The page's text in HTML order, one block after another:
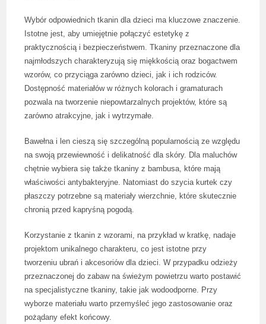
Wybór odpowiednich tkanin dla dzieci ma kluczowe znaczenie.
Istotne jest, aby umiejętnie połączyć estetykę z
praktycznością i bezpieczeństwem. Tkaniny przeznaczone dla
najmłodszych charakteryzują się miękkością oraz bogactwem
wzorów, co przyciąga zarówno dzieci, jak i ich rodziców.
Dostępność materiałów w różnych kolorach i gramaturach
pozwala na tworzenie niepowtarzalnych projektów, które są
zarówno atrakcyjne, jak i wytrzymałe.
Bawełna i len cieszą się szczególną popularnością ze względu
na swoją przewiewność i delikatność dla skóry. Dla maluchów
chętnie wybiera się także tkaniny z bambusa, które mają
właściwości antybakteryjne. Natomiast do szycia kurtek czy
płaszczy potrzebne są materiały wierzchnie, które skutecznie
chronią przed kapryśną pogodą.
Korzystanie z tkanin z wzorami, na przykład w kratkę, nadaje
projektom unikalnego charakteru, co jest istotne przy
tworzeniu ubrań i akcesoriów dla dzieci. W przypadku odzieży
przeznaczonej do zabaw na świeżym powietrzu warto postawić
na specjalistyczne tkaniny, takie jak wodoodporne. Przy
wyborze materiału warto przemyśleć jego zastosowanie oraz
pożądany efekt końcowy.